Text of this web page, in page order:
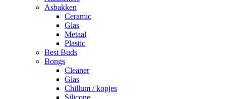
Asbakken
Ceramic
Glas
Metaal
Plastic
Best Buds
Bongs
Cleaner
Glas
Chillum / kopjes